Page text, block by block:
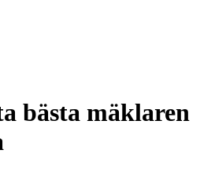
bästa mäklaren